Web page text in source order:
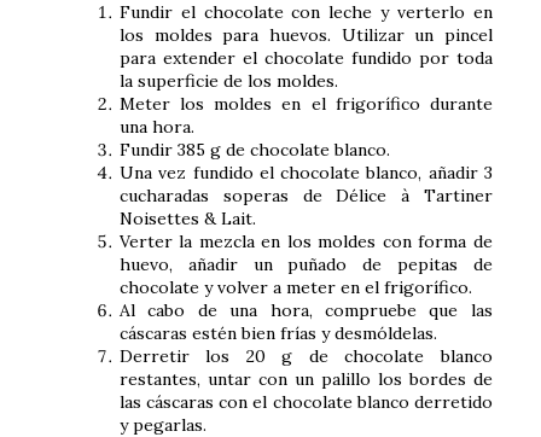
Fundir el chocolate con leche y verterlo en
los moldes para huevos. Utilizar un pincel
para extender el chocolate fundido por toda
la superficie de los moldes.
Meter los moldes en el frigorífico durante
una hora.
Fundir 385 g de chocolate blanco.
Una vez fundido el chocolate blanco, añadir 3
cucharadas soperas de Délice à Tartiner
Noisettes & Lait.
Verter la mezcla en los moldes con forma de
huevo, añadir un puñado de pepitas de
chocolate y volver a meter en el frigorífico.
Al cabo de una hora, compruebe que las
cáscaras estén bien frías y desmóldelas.
Derretir los 20 g de chocolate blanco
restantes, untar con un palillo los bordes de
las cáscaras con el chocolate blanco derretido
y pegarlas.